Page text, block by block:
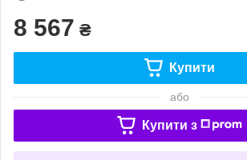
8 567 ₴
Купити
або
Купити з